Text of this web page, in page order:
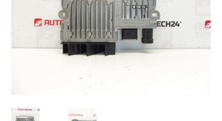
Ο λογαριασμός μου
Ολοκλήρωση αγοράς
Παγκόσμια αποστολή
Παράπονα